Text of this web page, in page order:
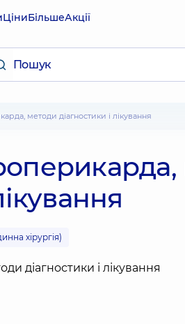
ЦіниБільшеАкції
методи діагностики і лікування
хірургія)